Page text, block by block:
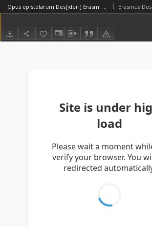
Opus epistolarum Des[ideri] Erasmi Roterodami, per autorem diligenter recognitum, et adiectis innumeris novis, fere ad trientem, auctum